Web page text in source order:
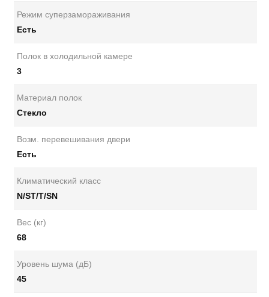
Режим суперзамораживания
Есть
Полок в холодильной камере
3
Материал полок
Стекло
Возм. перевешивания двери
Есть
Климатический класс
N/ST/T/SN
Вес (кг)
68
Уровень шума (дБ)
45